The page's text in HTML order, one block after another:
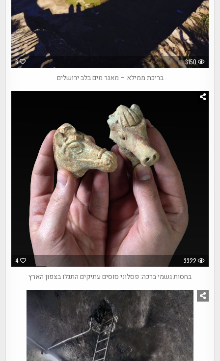
6 3150
בריכת ממילא – מאגר מים בלב ירושלים
4 3322
בחסות גשמי ברכה: פסלוני סוסים עתיקים התגלו בצפון הארץ